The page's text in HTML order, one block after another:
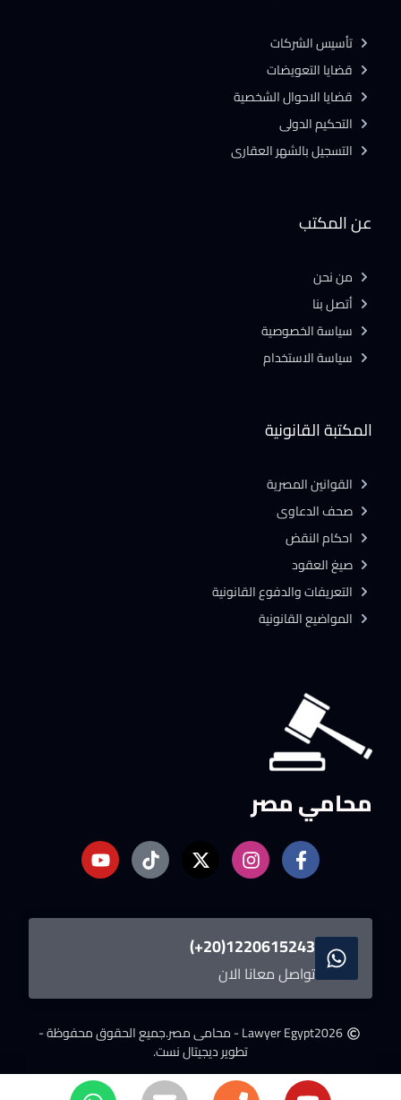
محامي مصر
1220615243(20+)
تواصل معانا الان
2026Lawyer Egypt - محامى مصر.
جميع الحقوق محفوظة -
تطوير ديجيتال نست.
المكتبة القانونية
القوانين المصرية
صحف الدعاوى
احكام النقض
صيغ العقود
التعريفات والدفوع القانونية
المواضيع القانونية
عن المكتب
من نحن
أتصل بنا
سياسة الخصوصية
سياسة الاستخدام
تأسيس الشركات
قضايا التعويضات
قضايا الاحوال الشخصية
التحكيم الدولى
التسجيل بالشهر العقارى